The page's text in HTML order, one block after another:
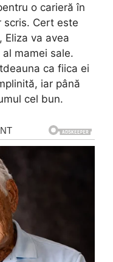
o carieră în
scris. Cert este
Eliza va avea
mamei sale.
ca fiica ei
iar până
cel bun.